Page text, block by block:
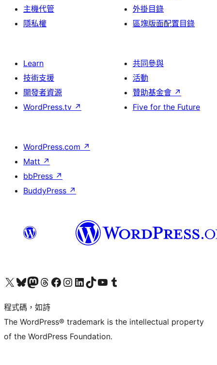
主機代管
隱私權
外掛目錄
區塊版面配置目錄
Learn
技術支援
開發者資源
WordPress.tv ↗
共同參與
活動
贊助基金會 ↗
Five for the Future
WordPress.com ↗
Matt ↗
bbPress ↗
BuddyPress ↗
查看我們的 X (之前的 Twitter) 帳號造訪我們的 Bluesky 帳號造訪我們的 Mastodon 帳號造訪我們的 Threads 帳號 造訪我們的 Facebook 粉絲專頁Visit our Instagram account
Visit our LinkedIn account
造訪我們的 TikTok 帳號Visit our YouTube channel
造訪我們的 Tumblr 帳號
程式碼，如詩
The WordPress® trademark is the intellectual property
of the WordPress Foundation.